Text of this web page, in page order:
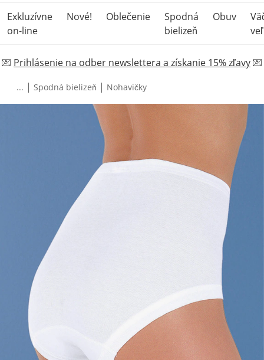
Exkluzívne
on-line
Nové! Oblečenie
Spodná
bielizeň
Obuv
💌 Prihlásenie na odber newslettera a získanie 15% zľavy💌
... | Spodná bielizeň | Nohavičky